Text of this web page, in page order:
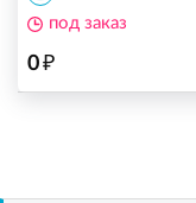
0₽
под заказ